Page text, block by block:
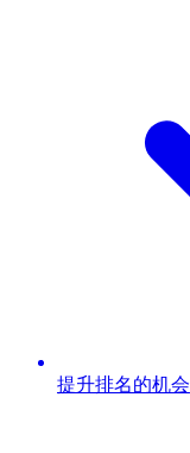
提升排名的机会